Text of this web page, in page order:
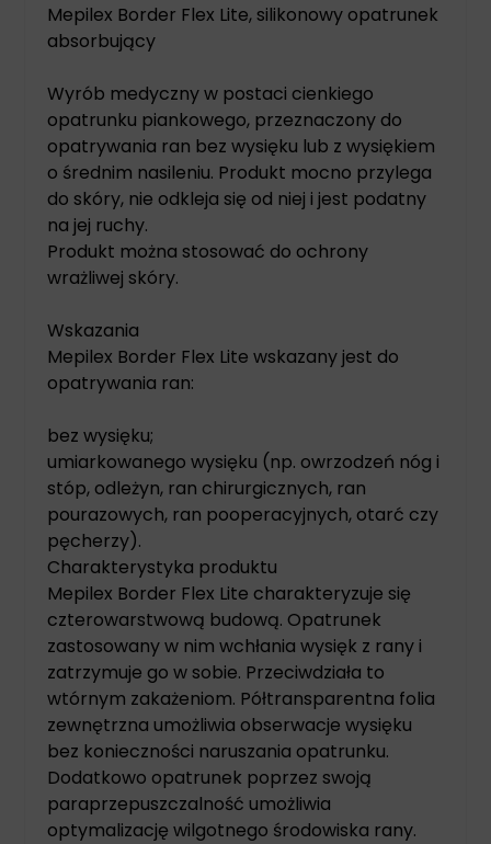
Mepilex Border Flex Lite, silikonowy opatrunek
absorbujący
Wyrób medyczny w postaci cienkiego
opatrunku piankowego, przeznaczony do
opatrywania ran bez wysięku lub z wysiękiem
o średnim nasileniu. Produkt mocno przylega
do skóry, nie odkleja się od niej i jest podatny
na jej ruchy.
Produkt można stosować do ochrony
wrażliwej skóry.
Wskazania
Mepilex Border Flex Lite wskazany jest do
opatrywania ran:
bez wysięku;
umiarkowanego wysięku (np. owrzodzeń nóg i
stóp, odleżyn, ran chirurgicznych, ran
pourazowych, ran pooperacyjnych, otarć czy
pęcherzy).
Charakterystyka produktu
Mepilex Border Flex Lite charakteryzuje się
czterowarstwową budową. Opatrunek
zastosowany w nim wchłania wysięk z rany i
zatrzymuje go w sobie. Przeciwdziała to
wtórnym zakażeniom. Półtransparentna folia
zewnętrzna umożliwia obserwacje wysięku
bez konieczności naruszania opatrunku.
Dodatkowo opatrunek poprzez swoją
paraprzepuszczalność umożliwia
optymalizację wilgotnego środowiska rany.